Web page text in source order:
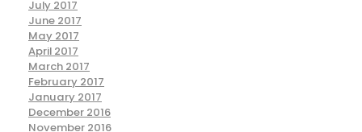
July 2017
June 2017
May 2017
April 2017
March 2017
February 2017
January 2017
December 2016
November 2016